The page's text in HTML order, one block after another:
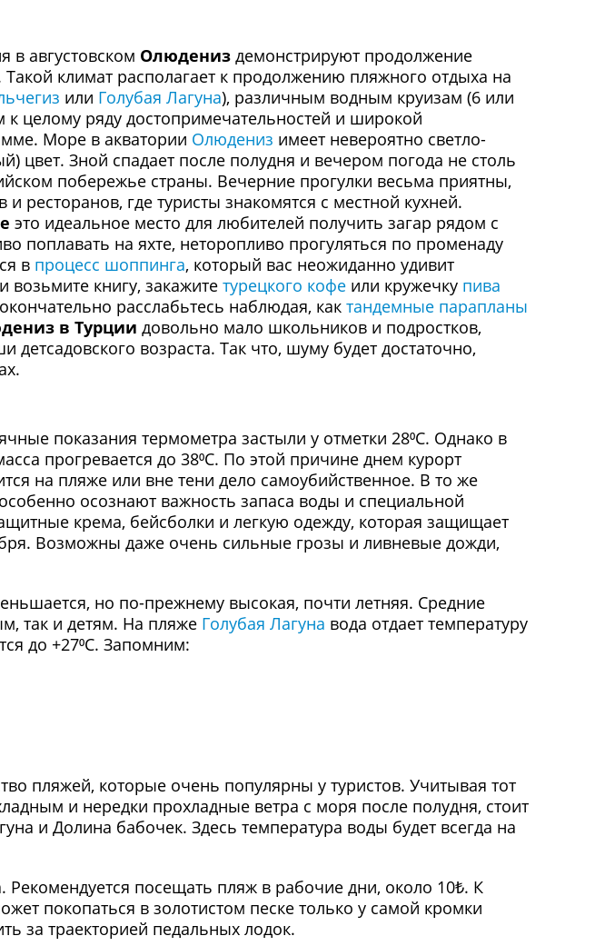
в августовском Олюдениз демонстрируют продолжение
Такой климат располагает к продолжению пляжного отдыха на
или Голубая Лагуна), различным водным круизам (6 или
к целому ряду достопримечательностей и широкой
Море в акватории Олюдениз имеет невероятно светло-
цвет. Зной спадает после полудня и вечером погода не столь
побережье страны. Вечерние прогулки весьма приятны,
и ресторанов, где туристы знакомятся с местной кухней.
это идеальное место для любителей получить загар рядом с
поплавать на яхте, неторопливо прогуляться по променаду
в процесс шоппинга, который вас неожиданно удивит
книгу, закажите турецкого кофе или кружечку пива
расслабьтесь наблюдая, как тандемные парапланы
в Турции довольно мало школьников и подростков,
возраста. Так что, шуму будет достаточно,
показания термометра застыли у отметки 28⁰С. Однако в
прогревается до 38⁰С. По этой причине днем курорт
на пляже или вне тени дело самоубийственное. В то же
осознают важность запаса воды и специальной
крема, бейсболки и легкую одежду, которая защищает
Возможны даже очень сильные грозы и ливневые дожди,
но по-прежнему высокая, почти летняя. Средние
так и детям. На пляже Голубая Лагуна вода отдает температуру
до +27⁰С. Запомним:
пляжей, которые очень популярны у туристов. Учитывая тот
и нередки прохладные ветра с моря после полудня, стоит
и Долина бабочек. Здесь температура воды будет всегда на
Рекомендуется посещать пляж в рабочие дни, около 10₺. К
покопаться в золотистом песке только у самой кромки
за траекторией педальных лодок.